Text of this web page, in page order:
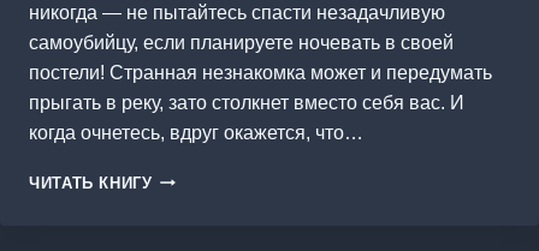
никогда — не пытайтесь спасти незадачливую
самоубийцу, если планируете ночевать в своей
постели! Странная незнакомка может и передумать
прыгать в реку, зато столкнет вместо себя вас. И
когда очнетесь, вдруг окажется, что…
ЧИТАТЬ КНИГУ ПРИЗВАННАЯ